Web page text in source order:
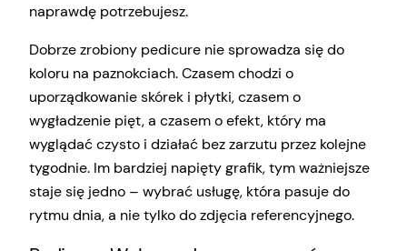
naprawdę potrzebujesz.
Dobrze zrobiony pedicure nie sprowadza się do
koloru na paznokciach. Czasem chodzi o
uporządkowanie skórek i płytki, czasem o
wygładzenie pięt, a czasem o efekt, który ma
wyglądać czysto i działać bez zarzutu przez kolejne
tygodnie. Im bardziej napięty grafik, tym ważniejsze
staje się jedno – wybrać usługę, która pasuje do
rytmu dnia, a nie tylko do zdjęcia referencyjnego.